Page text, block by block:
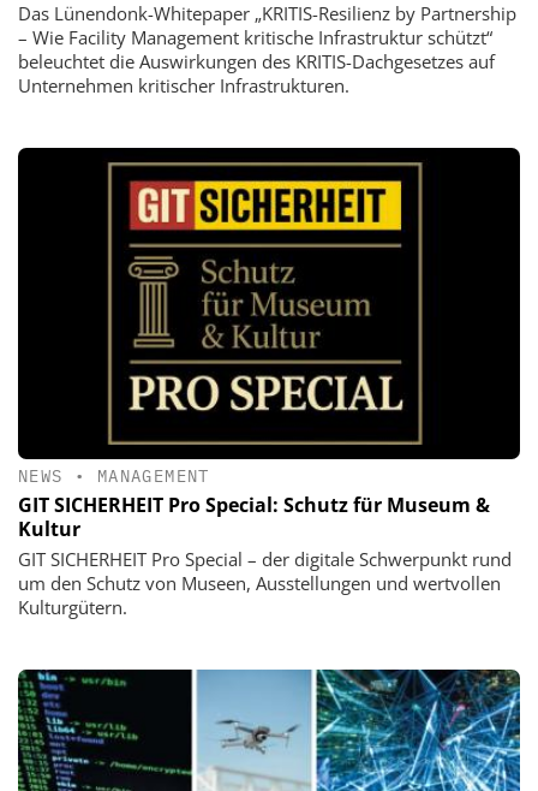
Das Lünendonk-Whitepaper „KRITIS-Resilienz by Partnership
– Wie Facility Management kritische Infrastruktur schützt“
beleuchtet die Auswirkungen des KRITIS-Dachgesetzes auf
Unternehmen kritischer Infrastrukturen.
NEWS • MANAGEMENT
GIT SICHERHEIT Pro Special: Schutz für Museum &
Kultur
GIT SICHERHEIT Pro Special – der digitale Schwerpunkt rund
um den Schutz von Museen, Ausstellungen und wertvollen
Kulturgütern.